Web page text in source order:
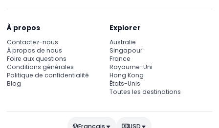
À propos
Contactez-nous
À propos de nous
Foire aux questions
Conditions générales
Politique de confidentialité
Blog
Explorer
Australie
Singapour
France
Royaume-Uni
Hong Kong
États-Unis
Toutes les destinations
Français USD